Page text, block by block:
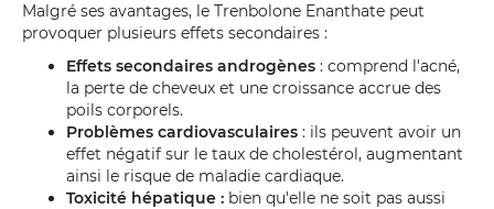
Malgré ses avantages, le Trenbolone Enanthate peut
provoquer plusieurs effets secondaires :
Effets secondaires androgènes : comprend l'acné,
la perte de cheveux et une croissance accrue des
poils corporels.
Problèmes cardiovasculaires : ils peuvent avoir un
effet négatif sur le taux de cholestérol, augmentant
ainsi le risque de maladie cardiaque.
Toxicité hépatique : bien qu'elle ne soit pas aussi